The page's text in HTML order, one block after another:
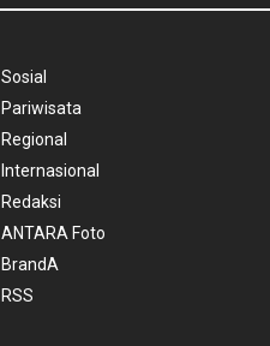
Sosial
Pariwisata
Regional
Internasional
Redaksi
ANTARA Foto
BrandA
RSS